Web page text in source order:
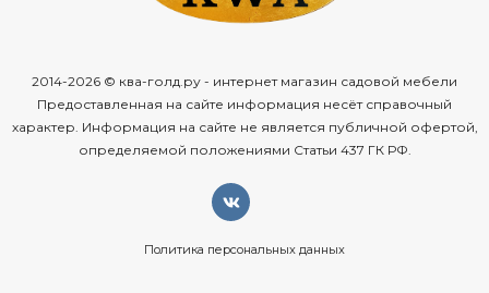
2014-2026 © ква-голд.ру - интернет магазин садовой мебели
Предоставленная на сайте информация несёт справочный
характер. Информация на сайте не является публичной офертой,
определяемой положениями Статьи 437 ГК РФ.
Политика персональных данных